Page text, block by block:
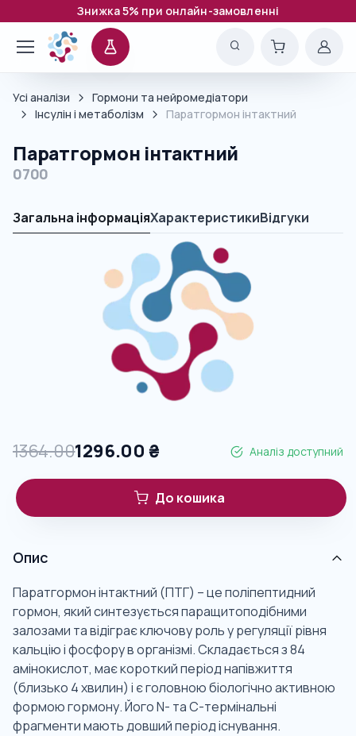
Знижка 5% при онлайн-замовленні
Усі аналізи
Гормони та нейромедіатори
Інсулін і метаболізм
Паратгормон інтактний
Паратгормон інтактний
0700
Загальна інформаціяХарактеристикиВідгуки
1364.001296.00 ₴ Аналіз доступний
До кошика
Опис
Паратгормон інтактний (ПТГ) – це поліпептидний
гормон, який синтезується паращитоподібними
залозами та відіграє ключову роль у регуляції рівня
кальцію і фосфору в організмі. Складається з 84
амінокислот, має короткий період напівжиття
(близько 4 хвилин) і є головною біологічно активною
формою гормону. Його N- та C-термінальні
фрагменти мають довший період існування.